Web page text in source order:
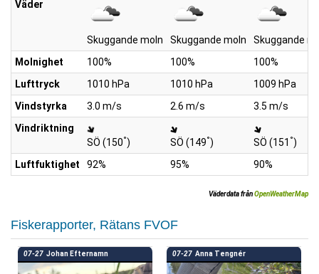
Väder
Skuggande moln Skuggande moln
Skuggande
Molnighet
100% 100%
100%
Lufttryck
1010 hPa 1010 hPa
1009 hPa
Vindstyrka
3.0 m/s 2.6 m/s
3.5 m/s
Vindriktning
SÖ (150°) SÖ (149°) SÖ (151 °)
Luftfuktighet
92% 95% 90%
Väderdata frånOpenWeatherMap
Fiskerapporter, Rätans FVOF
07-27 Johan Efternamn 07-27 Anna Tengnér